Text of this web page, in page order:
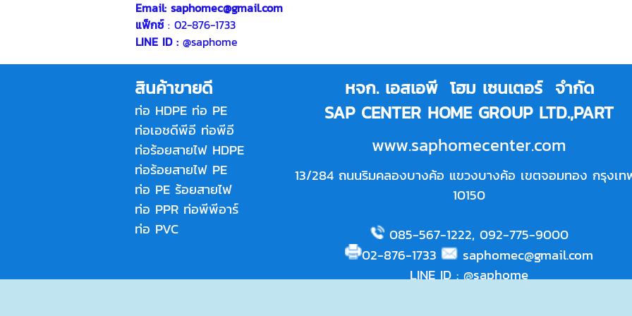
Email: saphomec@gmail.com
แฟ็กซ์ : 02-876-1733
LINE ID : @saphome
สินค้าขายดี
ท่อ HDPE ท่อ PE
ท่อเอชดีพีอี ท่อพีอี
ท่อร้อยสายไฟ HDPE
ท่อร้อยสายไฟ PE
ท่อ PE ร้อยสายไฟ
ท่อ PPR ท่อพีพีอาร์
ท่อ PVC
หจก. เอสเอพี โฮม เซนเตอร์ จำกัด
SAP CENTER HOME GROUP LTD.,PART
www.saphomecenter.com
13/284 ถนนริมคลองบางค้อ แขวงบางค้อ เขตจอมทอง กรุงเท
10150
085-567-1222, 092-775-9000
02-876-1733
saphomec@gmail.com
LINE ID:@saphome